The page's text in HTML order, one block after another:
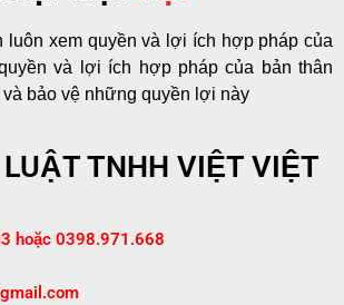
luôn xem quyền và lợi ích hợp pháp của
và lợi ích hợp pháp của bản thân
và bảo vệ những quyền lợi này
LUẬT TNHH VIỆT VIỆT
hoặc 0398.971.668